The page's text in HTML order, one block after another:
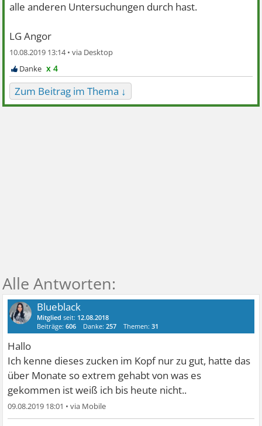
alle anderen Untersuchungen durch hast.
LG Angor
10.08.2019 13:14 •
x 4
Zum Beitrag im Thema ↓
Blueblack
Mitglied seit: 12.08.2018
Beiträge:606 Danke:257 Themen:31
Hallo
Ich kenne dieses zucken im Kopf nur zu gut, hatte das
über Monate so extrem gehabt von was es
gekommen ist weiß ich bis heute nicht..
09.08.2019 18:01 •